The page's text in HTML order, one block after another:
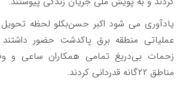
️یادآوری می شود اکبر حسن‌بکلو لحظه
عملیاتی منطقه برق پاکدشت حضور
زحمات بی‌دریغ تمامی همکاران ساعی و
مناطق ۲۲گانه قدردانی کردند.